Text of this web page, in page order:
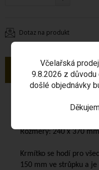
Dotaz na produkt
Popis
Rozměry: 240 x 370
Krmítko se hodí pro
150 mm ve strůpku a
Včelařská
9.8.2026 z důvodu
došlé objednávky